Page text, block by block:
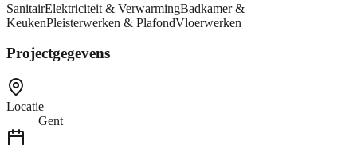
SanitairElektriciteit & VerwarmingBadkamer &
KeukenPleisterwerken & PlafondVloerwerken
Projectgegevens
Locatie
Gent